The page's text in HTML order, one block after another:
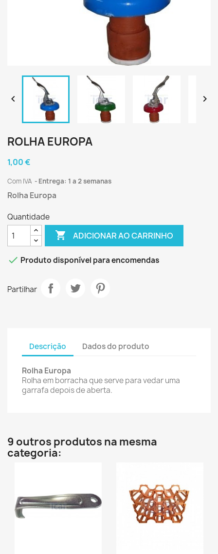
 
ROLHA EUROPA
1,00 €
Com IVA Entrega: 1 a 2 semanas
Rolha Europa
Quantidade
 ADICIONAR AO CARRINHO
 Produto disponível para encomendas
Partilhar
Descrição Dados do produto
Rolha Europa
Rolha em borracha que serve para vedar uma
garrafa depois de aberta.
9 outros produtos na mesma
categoria: